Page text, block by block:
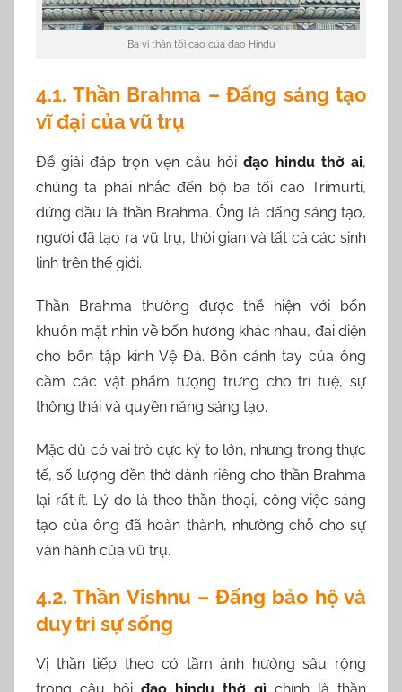
Ba vị thần tối cao của đạo Hindu
4.1. Thần Brahma – Đấng sáng tạo
vĩ đại của vũ trụ
Để giải đáp trọn vẹn câu hỏi đạo hindu thờ ai,
chúng ta phải nhắc đến bộ ba tối cao Trimurti,
đứng đầu là thần Brahma. Ông là đấng sáng tạo,
người đã tạo ra vũ trụ, thời gian và tất cả các sinh
linh trên thế giới.
Thần Brahma thường được thể hiện với bốn
khuôn mặt nhìn về bốn hướng khác nhau, đại diện
cho bốn tập kinh Vệ Đà. Bốn cánh tay của ông
cầm các vật phẩm tượng trưng cho trí tuệ, sự
thông thái và quyền năng sáng tạo.
Mặc dù có vai trò cực kỳ to lớn, nhưng trong thực
tế, số lượng đền thờ dành riêng cho thần Brahma
lại rất ít. Lý do là theo thần thoại, công việc sáng
tạo của ông đã hoàn thành, nhường chỗ cho sự
vận hành của vũ trụ.
4.2. Thần Vishnu – Đấng bảo hộ và
duy trì sự sống
Vị thần tiếp theo có tầm ảnh hưởng sâu rộng